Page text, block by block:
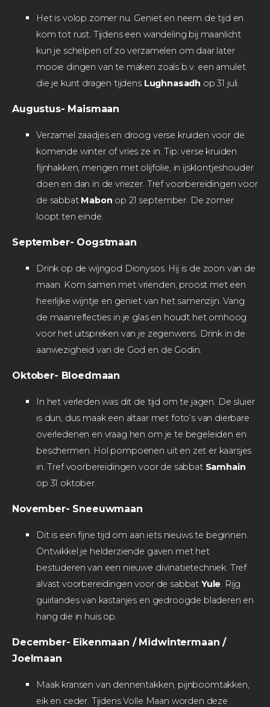
Het is volop zomer nu. Geniet en neem de tijd en
kom tot rust. Tijdens een wandeling bij maanlicht
kun je schelpen of zo verzamelen om daar later
mooie dingen van te maken zoals b.v. een amulet
die je kunt dragen tijdens Lughnasadh op 31 juli.
Augustus- Maismaan
Verzamel zaadjes en droog verse kruiden voor de
komende winter of vries ze in. Tip: verse kruiden
fijnhakken, mengen met olijfolie, in ijsklontjeshouder
doen en dan in de vriezer. Tref voorbereidingen voor
de sabbat Mabon op 21 september. De zomer
loopt ten einde.
September- Oogstmaan
Drink op de wijngod Dionysos. Hij is de zoon van de
maan. Kom samen met vrienden, proost met een
heerlijke wijntje en geniet van het samenzijn. Vang
de maanreflecties in je glas en houdt het omhoog
voor het uitspreken van je zegenwens. Drink in de
aanwezigheid van de God en de Godin.
Oktober- Bloedmaan
In het verleden was dit de tijd om te jagen. De sluier
is dun, dus maak een altaar met foto’s van dierbare
overledenen en vraag hen om je te begeleiden en
beschermen. Hol pompoenen uit en zet er kaarsjes
in. Tref voorbereidingen voor de sabbat Samhain
op 31 oktober.
November- Sneeuwmaan
Dit is een fijne tijd om aan iets nieuws te beginnen.
Ontwikkel je helderziende gaven met het
bestuderen van een nieuwe divinatietechniek. Tref
alvast voorbereidingen voor de sabbat Yule. Rijg
guirlandes van kastanjes en gedroogde bladeren en
hang die in huis op.
December- Eikenmaan / Midwintermaan /
Joelmaan
Maak kransen van dennentakken, pijnboomtakken,
eik en ceder. Tijdens Volle Maan worden deze